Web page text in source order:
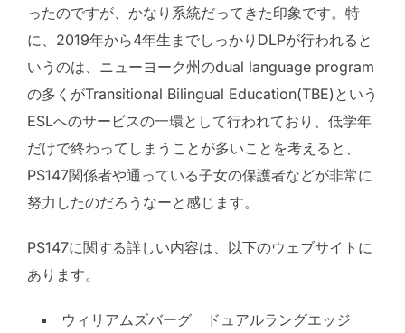
ったのですが、かなり系統だってきた印象です。特
に、2019年から4年生までしっかりDLPが行われると
いうのは、ニューヨーク州のdual language program
の多くがTransitional Bilingual Education(TBE)という
ESLへのサービスの一環として行われており、低学年
だけで終わってしまうことが多いことを考えると、
PS147関係者や通っている子女の保護者などが非常に
努力したのだろうなーと感じます。
PS147に関する詳しい内容は、以下のウェブサイトに
あります。
ウィリアムズバーグ ドュアルラングエッジ